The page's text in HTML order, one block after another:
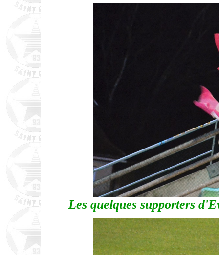
Les quelques supporters